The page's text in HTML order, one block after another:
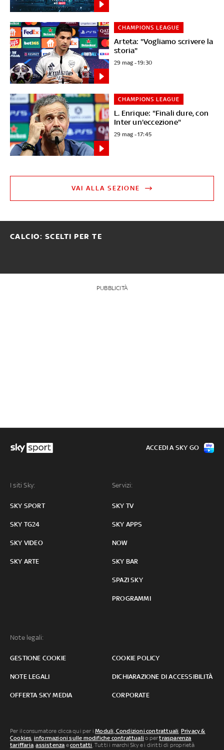
Arteta: "Vogliamo scrivere la
storia"
CHAMPIONS LEAGUE
29 mag - 19:30
L. Enrique: "Finali dure, con
Inter un'eccezione"
CHAMPIONS LEAGUE
29 mag - 17:45
VAI ALLA SEZIONE
CALCIO: SCELTI PER TE
PUBBLICITÀ
I siti Sky:
SKY SPORT
SKY TG24
SKY VIDEO
SKY ARTE
Servizi:
SKY TV
SKY APPS
NOW
SKY BAR
SPAZI SKY
PROGRAMMI
Note legali:
GESTIONE COOKIE COOKIE POLICY
NOTE LEGALI DICHIARAZIONE DI ACCESSIBILITÀ
OFFERTA SKY MEDIA CORPORATE
ACCEDI A SKY GO
Per il consumatore clicca qui per iModuli, Condizioni contrattuali, Privacy &
Cookies, informazioni sulle modifiche contrattuali o pertrasparenza
tariffaria,assistenza econtatti. Tutti i marchi Sky e i diritti di proprietà